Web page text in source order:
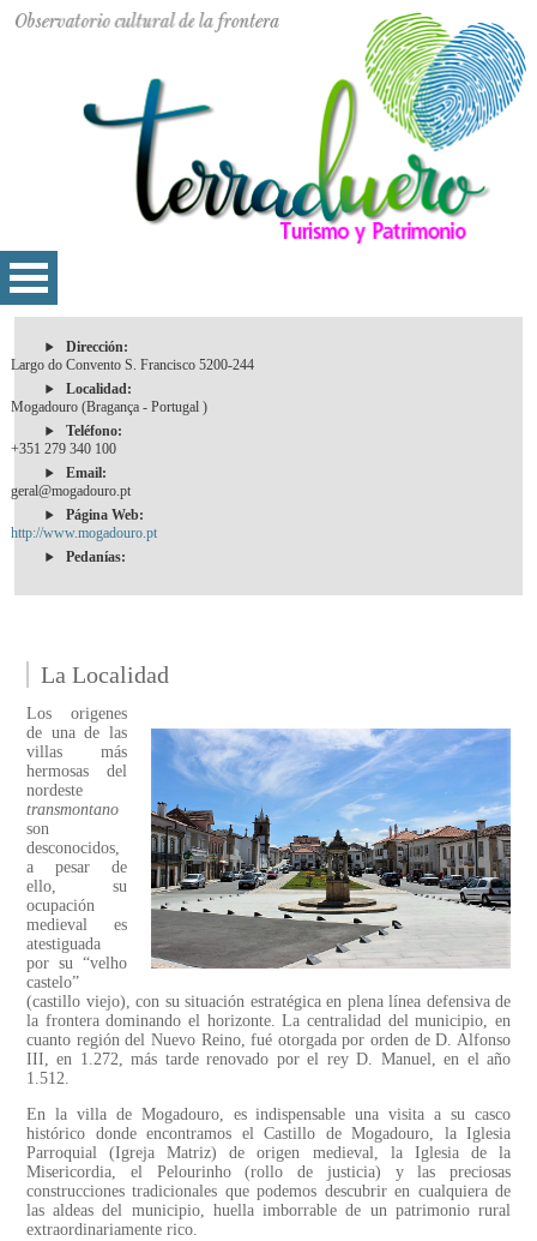
Dirección:
Largo do Convento S. Francisco 5200-244
Localidad:
Mogadouro (Bragança - Portugal )
Teléfono:
+351 279 340 100
Email:
geral@mogadouro.pt
Página Web:
http://www.mogadouro.pt
Pedanías:
La Localidad
Los origenes
de una de las
villas más
hermosas del
nordeste
transmontano
son
desconocidos,
a pesar de
ello, su
ocupación
medieval es
atestiguada
por su “velho
castelo”
(castillo viejo), con su situación estratégica en plena línea defensiva de
la frontera dominando el horizonte. La centralidad del municipio, en
cuanto región del Nuevo Reino, fué otorgada por orden de D. Alfonso
III, en 1.272, más tarde renovado por el rey D. Manuel, en el año
1.512.
En la villa de Mogadouro, es indispensable una visita a su casco
histórico donde encontramos el Castillo de Mogadouro, la Iglesia
Parroquial (Igreja Matriz) de origen medieval, la Iglesia de la
Misericordia, el Pelourinho (rollo de justicia) y las preciosas
construcciones tradicionales que podemos descubrir en cualquiera de
las aldeas del municipio, huella imborrable de un patrimonio rural
extraordinariamente rico.